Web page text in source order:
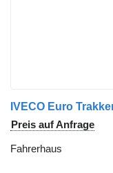
Preis auf Anfrage
Fahrerhaus